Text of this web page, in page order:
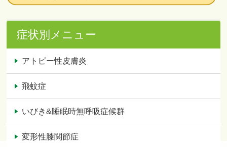
症状別メニュー
アトピー性皮膚炎
飛蚊症
いびき&睡眠時無呼吸症候群
変形性膝関節症